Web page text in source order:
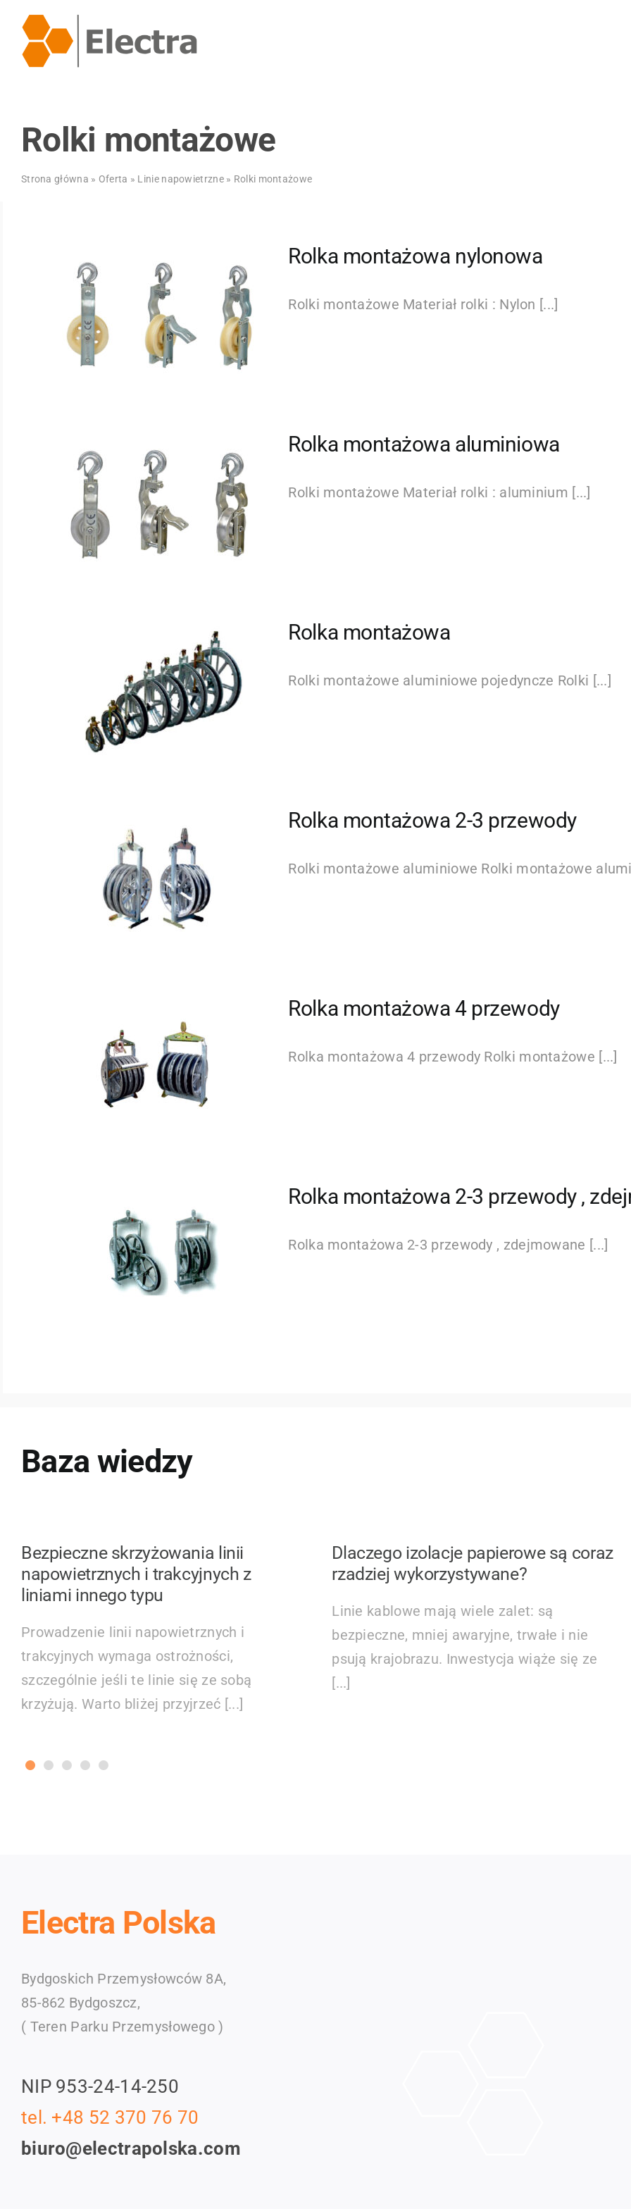
Przejdź
zawartości
Rolki montażowe
Strona główna » Oferta » Linie napowietrzne» Rolki montażowe
Rolka montażowa nylonowa
Rolki montażowe Materiał rolki : Nylon [...]
Rolka montażowa aluminiowa
Rolki montażowe Materiał rolki : aluminium [...]
Rolka montażowa
Rolki montażowe aluminiowe pojedyncze Rolki [...]
Rolka montażowa 2-3 przewody
Rolki montażowe aluminiowe Rolki montażowe
Rolka montażowa 4 przewody
Rolka montażowa 4 przewody Rolki montażowe [...]
Rolka montażowa 2-3 przewody ,
Rolka montażowa 2-3 przewody , zdejmowane [...]
Baza wiedzy
Bezpieczne skrzyżowania linii
napowietrznych i trakcyjnych z
liniami innego typu
Prowadzenie linii napowietrznych i
trakcyjnych wymaga ostrożności,
szczególnie jeśli te linie się ze sobą
krzyżują. Warto bliżej przyjrzeć [...]
Dlaczego izolacje papierowe są coraz
rzadziej wykorzystywane?
Linie kablowe mają wiele zalet: są
bezpieczne, mniej awaryjne, trwałe i nie
psują krajobrazu. Inwestycja wiąże się ze
[...]
Electra Polska
Bydgoskich Przemysłowców 8A,
85-862 Bydgoszcz,
( Teren Parku Przemysłowego )
NIP 953-24-14-250
tel. +48 52 370 76 70
biuro@electrapolska.com